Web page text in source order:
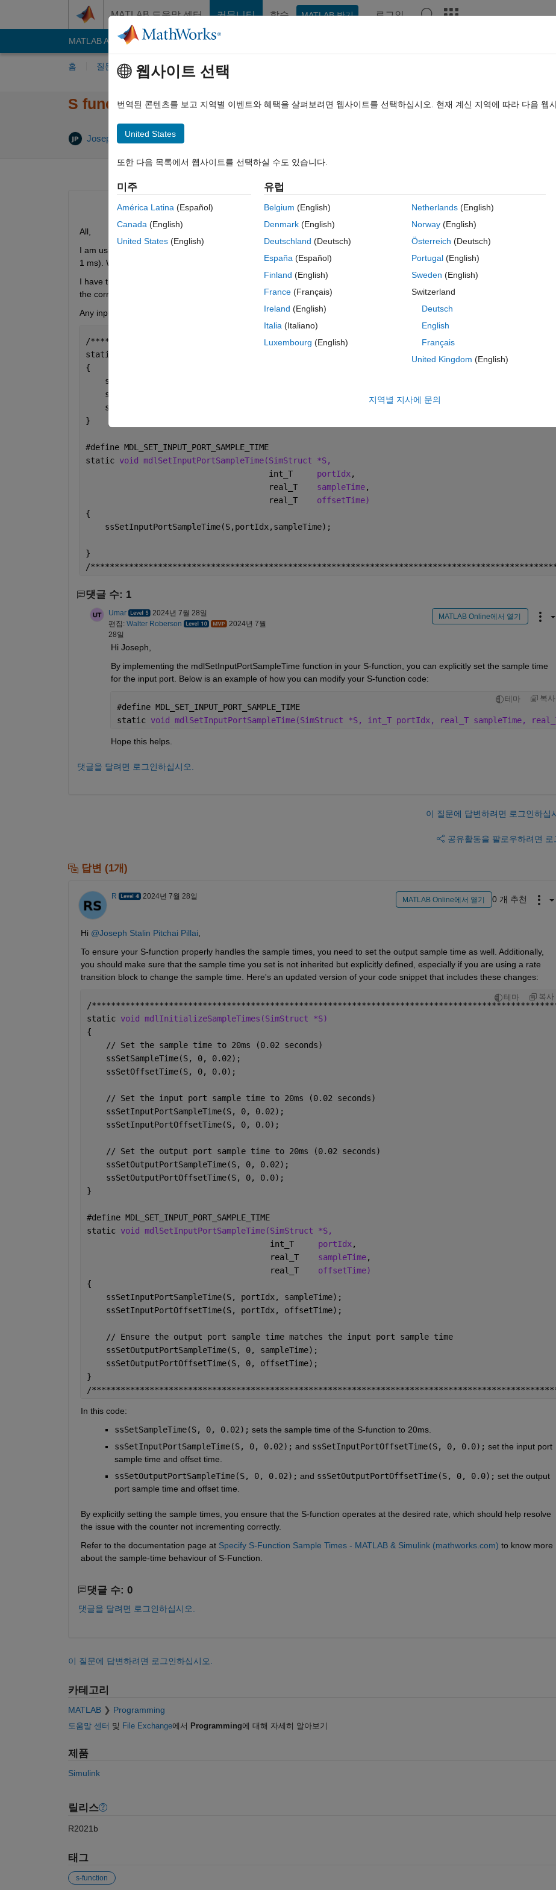
MATLAB 도움말 센터 커뮤니티 학습 MATLAB 받기 로그인
MATLAB Answers File Exchange
홈 질문하기 답변하기 찾아보기
S function not accepting Input port Sample time
Joseph Stalin Pitchai Pillai
MATLAB Online에서 열기 0 개 추천
All,
I am using a S function for a counter logic which input sample time is converted by Rate transistion block to 20ms (original is
1 ms). When I run this, counter not incrementing for 20ms..
I have this below code snippet written for this in S function.. Any more functions to be added to enable my S function to get
the correct Input Sample time?
Any inputs to crack on will be appreciated.
/
static
{
    ssSetSampleTime(S, 0, INHERITED_SAMPLE_TIME);
    ssSetInputPortSampleTime(S,0,INHERITED_SAMPLE_TIME);
    ssSetOffsetTime(S, 0, 0.0);
}
#define MDL_SET_INPUT_PORT_SAMPLE_TIME
static void mdlSetInputPortSampleTime(SimStruct *S,
                                      int_T
portIdx,
                                      real_T
sampleTime,
                                      real_T
offsetTime)
{
    ssSetInputPortSampleTime(S,portIdx,sampleTime);
}
/
댓글 수: 1
Umar
2024년 7월 28일
편집: Walter Roberson
2024년 7월
28일
MATLAB Online에서 열기
Hi Joseph,
By implementing the mdlSetInputPortSampleTime function in your S-function, you can explicitly set the sample time
for the input port. Below is an example of how you can modify your S-function code:
테마 복사
#define MDL_SET_INPUT_PORT_SAMPLE_TIME
static void mdlSetInputPortSampleTime(SimStruct *S, int_T portIdx, real_T sampleTime,
Hope this helps.
댓글을 달려면 로그인하십시오.
이 질문에 답변하려면 로그인하십
공유활동을 팔로우하려면 로
답변 (1개)
R 2024년 7월 28일 MATLAB Online에서 열기 0 개 추천
Hi @Joseph Stalin Pitchai Pillai
To ensure your S-function properly handles the sample times, you need to set the output sample time as well. Additionally,
you should make sure that the sample time you set is not inherited but explicitly defined, especially if you are using a rate
transition block to change the sample time. Here's an updated version of your code snippet that includes these changes:
테마 복사
/
static void mdlInitializeSampleTimes(SimStruct *S)
{
    // Set the sample time to 20ms (0.02 seconds)
    ssSetSampleTime(S, 0, 0.02);
    ssSetOffsetTime(S, 0, 0.0);
    // Set the input port sample time to 20ms (0.02 seconds)
    ssSetInputPortSampleTime(S, 0, 0.02);
    ssSetInputPortOffsetTime(S, 0, 0.0);
    // Set the output port sample time to 20ms (0.02 seconds)
    ssSetOutputPortSampleTime(S, 0, 0.02);
    ssSetOutputPortOffsetTime(S, 0, 0.0);
}
#define MDL_SET_INPUT_PORT_SAMPLE_TIME
static void mdlSetInputPortSampleTime(SimStruct *S,
                                      int_T
portIdx,
                                      real_T
sampleTime,
                                      real_T
offsetTime)
{
    ssSetInputPortSampleTime(S, portIdx, sampleTime);
    ssSetInputPortOffsetTime(S, portIdx, offsetTime);
    // Ensure the output port sample time matches the input port sample time
    ssSetOutputPortSampleTime(S, 0, sampleTime);
    ssSetOutputPortOffsetTime(S, 0, offsetTime);
}
/
In this code:
ssSetSampleTime(S, 0, 0.02); sets the sample time of the S-function to 20ms.
ssSetInputPortSampleTime(S, 0, 0.02); and ssSetInputPortOffsetTime(S, 0, 0.0); set the input port
sample time and offset time.
ssSetOutputPortSampleTime(S, 0, 0.02); and ssSetOutputPortOffsetTime(S, 0, 0.0); set the output
port sample time and offset time.
By explicitly setting the sample times, you ensure that the S-function operates at the desired rate, which should help resolve
the issue with the counter not incrementing correctly.
Refer to the documentation page at Specify S-Function Sample Times - MATLAB & Simulink (mathworks.com) to know more
about the sample-time behaviour of S-Function.
댓글 수: 0
댓글을 달려면 로그인하십시오.
이 질문에 답변하려면 로그인하십시오.
카테고리
MATLAB Programming
도움말 센터 및 File Exchange에서 Programming에 대해 자세히 알아보기
제품
Simulink
릴리스
R2021b
태그
s-function
웹사이트 선택
번역된 콘텐츠를 보고 지역별 이벤트와 혜택을 살펴보려면 웹사이트를 선택하십시오. 현재 계신 지역에 따라 다음 웹
United States
또한 다음 목록에서 웹사이트를 선택하실 수도 있습니다.
미주
América Latina (Español)
Canada (English)
United States (English)
유럽
Belgium (English)
Denmark (English)
Deutschland (Deutsch)
España (Español)
Finland (English)
France (Français)
Ireland (English)
Italia (Italiano)
Luxembourg (English)
Netherlands(English)
Norway(English)
Österreich (Deutsch)
Portugal(English)
Sweden (English)
Switzerland
Deutsch
English
Français
United Kingdom (English)
지역별 지사에 문의